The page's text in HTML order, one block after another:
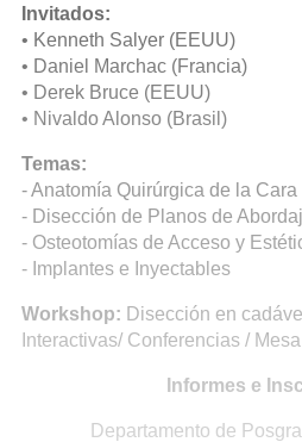
Invitados:
• Kenneth Salyer (EEUU)
• Daniel Marchac (Francia)
• Derek Bruce (EEUU)
• Nivaldo Alonso (Brasil)
Temas:
- Anatomía Quirúrgica de la Cara
- Disección de Planos de
- Osteotomías de Acceso y
- Implantes e Inyectables
Workshop: Disección en
Interactivas/ Conferencias /
Informes e
Departamento de